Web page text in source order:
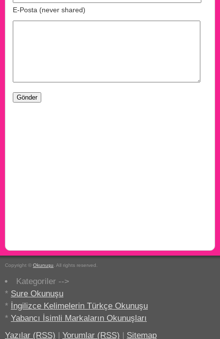
E-Posta (never shared)
Copyright © Okunuşu . All rights reserved.
Kategoriler -->
* Sure Okunuşu
* İngilizce Kelimelerin Türkçe Okunuşu
* Yabancı İsimli Markaların Okunuşları
Yazılar (RSS) | Yorumlar (RSS) | Sitemap